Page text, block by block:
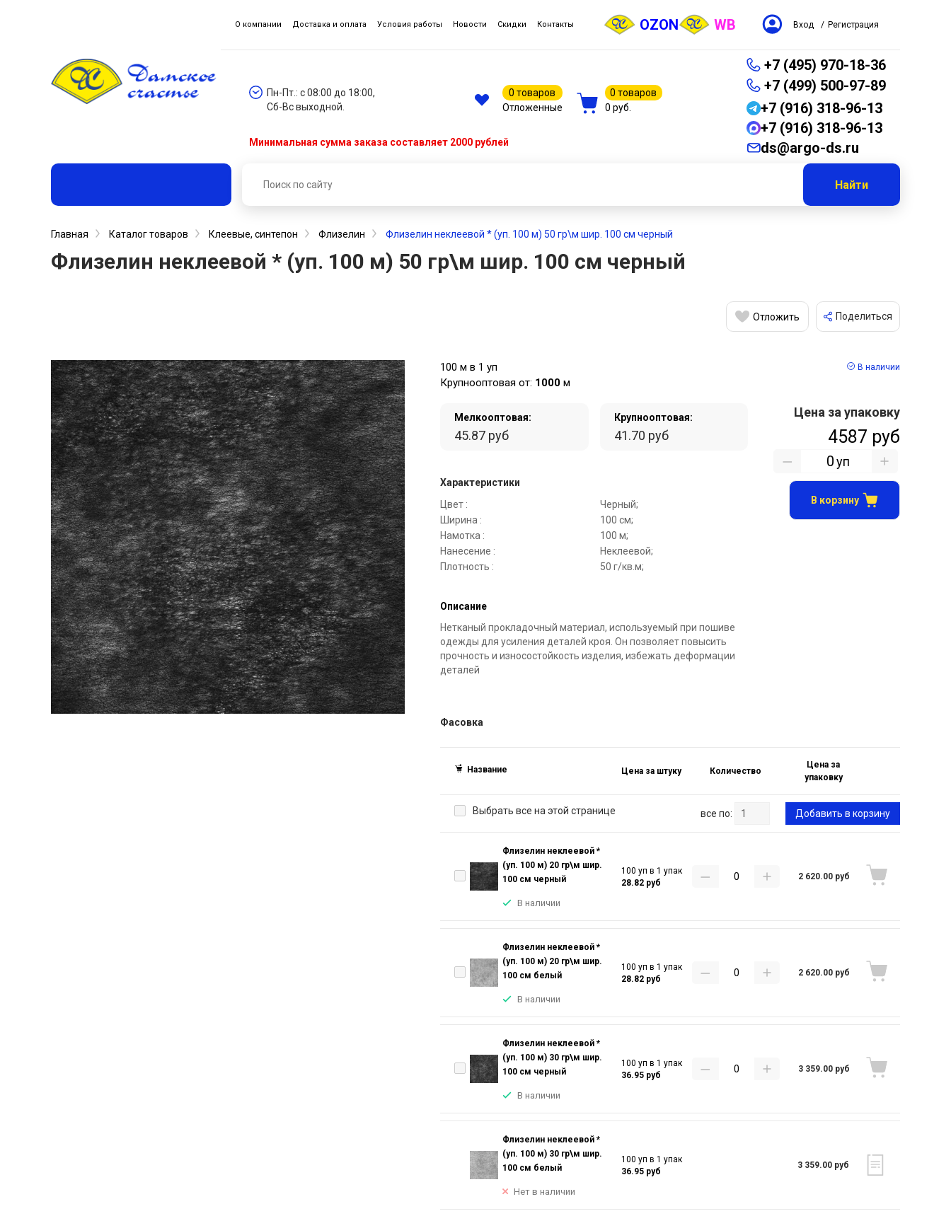
О компании Доставка и оплата Условия работы Новости Скидки Контакты OZON WB Вход / Регистрация
Пн-Пт.: с 08:00 до 18:00,
Сб-Вс выходной.
0 товаров
Отложенные
0 товаров
0 руб.
+7 (495) 970-18-36
+7 (499) 500-97-89
+7 (916) 318-96-13
+7 (916) 318-96-13
ds@argo-ds.ru
Минимальная сумма заказа составляет 2000 рублей
Найти
Главная Каталог товаров Клеевые, синтепон Флизелин Флизелин неклеевой * (уп. 100 м) 50 гр\м шир. 100 см черный
Флизелин неклеевой * (уп. 100 м) 50 гр\м шир. 100 см черный
Отложить Поделиться
100 м в 1 уп
Крупнооптовая от: 1000 м
В наличии
Мелкооптовая:
45.87 руб
Крупнооптовая:
41.70 руб
Характеристики
Цвет :
Черный;
Ширина :
100 см;
Намотка :
100 м;
Нанесение :
Неклеевой;
Плотность :
50 г/кв.м;
Описание
Нетканый прокладочный материал, используемый при пошиве
одежды для усиления деталей кроя. Он позволяет повысить
прочность и износостойкость изделия, избежать деформации
деталей
Цена за упаковку
4587 руб
уп
В корзину
Фасовка
Название Цена за штуку Количество
Цена за
упаковку
Выбрать все на этой странице все по: Добавить в корзину
Флизелин неклеевой *
(уп. 100 м) 20 гр\м шир.
100 см черный
В наличии
100 уп в 1 упак
28.82 руб
2 620.00 руб
Флизелин неклеевой *
(уп. 100 м) 20 гр\м шир.
100 см белый
В наличии
100 уп в 1 упак
28.82 руб
2 620.00 руб
Флизелин неклеевой *
(уп. 100 м) 30 гр\м шир.
100 см черный
В наличии
100 уп в 1 упак
36.95 руб
3 359.00 руб
Флизелин неклеевой *
(уп. 100 м) 30 гр\м шир.
100 см белый
Нет в наличии
100 уп в 1 упак
36.95 руб
3 359.00 руб